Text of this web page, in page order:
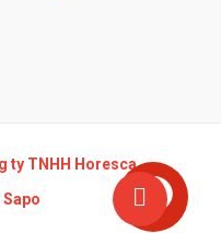
ty TNHH Horesca
Sapo